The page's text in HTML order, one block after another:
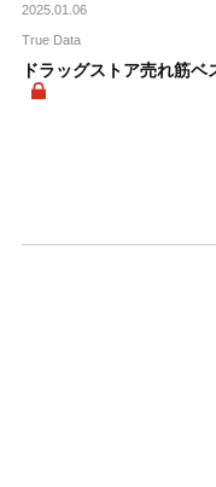
2025.01.06
True Data
ドラッグストア売れ筋